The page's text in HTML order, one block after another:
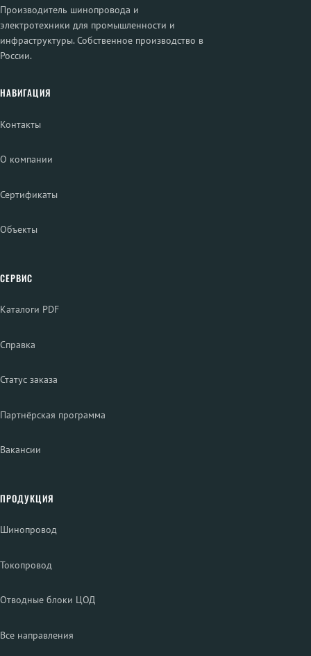
Производитель шинопровода и
электротехники для промышленности и
инфраструктуры. Собственное производство в
России.
НАВИГАЦИЯ
Контакты
О компании
Сертификаты
Объекты
СЕРВИС
Каталоги PDF
Справка
Статус заказа
Партнёрская программа
Вакансии
ПРОДУКЦИЯ
Шинопровод
Токопровод
Отводные блоки ЦОД
Все направления